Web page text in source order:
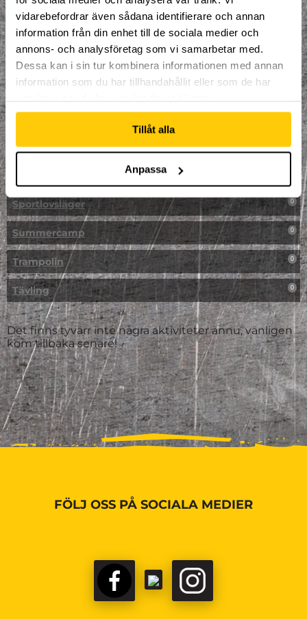
vidarebefordrar även sådana identifierare och annan
information från din enhet till de sociala medier och
annons- och analysföretag som vi samarbetar med.
Dessa kan i sin tur kombinera informationen med annan
information som du har tillhandahållit eller som de har
Tillåt alla
Anpassa
Mässa
NPF-Träning
Parkour
Påsk på Dome
Påsklovsläger 0
Skateboard 0
Sportlovsläger 0
Summercamp 0
Trampolin 0
Tävling 0
Det finns tyvärr inte några aktiviteter ännu, vänligen
kom tillbaka senare!
FÖLJ OSS PÅ SOCIALA MEDIER